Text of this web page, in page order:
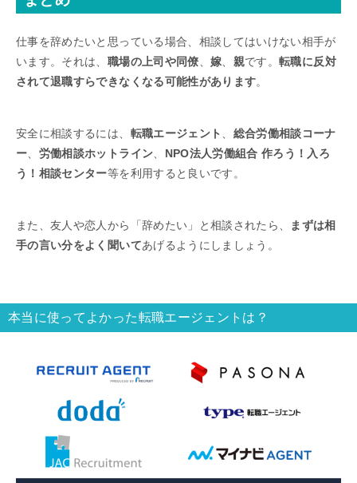
仕事を辞めたいと思っている場合、相談してはいけない相手が
います。それは、 職場の上司や同僚 嫁 親です。転職に反対
されて退職すらできなくなる可能性があります。
安全に相談するには、 転職エージェント
総合労働相談コーナ
ー
労働相談ホットライン
NPO法人労働組合 作ろう！入ろ
う！相談センター等を利用すると良いです。
また、友人や恋人から「辞めたい」と相談されたら、
まずは相
手の言い分をよく聞いてあげるようにしましょう。
本当に使ってよかった転職エージェントは？